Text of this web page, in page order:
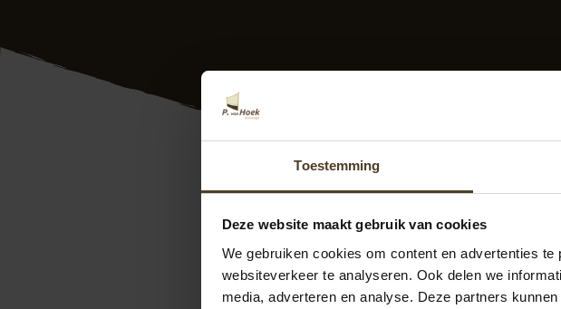
Toestemming
Deze website maakt gebruik van cookies
We gebruiken cookies om content en advertenties
websiteverkeer te analyseren. Ook delen we
media, adverteren en analyse. Deze partners
Jinte
Mijn ervaring was erg goed. Hebben 2
We raadde de schuttingman aan iedereen